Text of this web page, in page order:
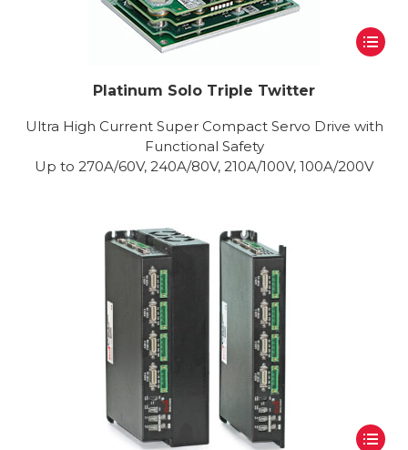
Platinum Solo Triple Twitter
Ultra High Current Super Compact Servo Drive with
Functional Safety
Up to 270A/60V, 240A/80V, 210A/100V, 100A/200V